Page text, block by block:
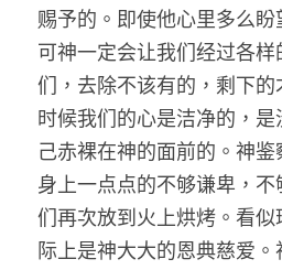
赐予的。即使他心里多么盼
可神一定会让我们经过各
们，去除不该有的，剩下的
时候我们的心是洁净的，
己赤裸在神的面前的。神
身上一点点的不够谦卑，
们再次放到火上烘烤。看
际上是神大大的恩典慈爱